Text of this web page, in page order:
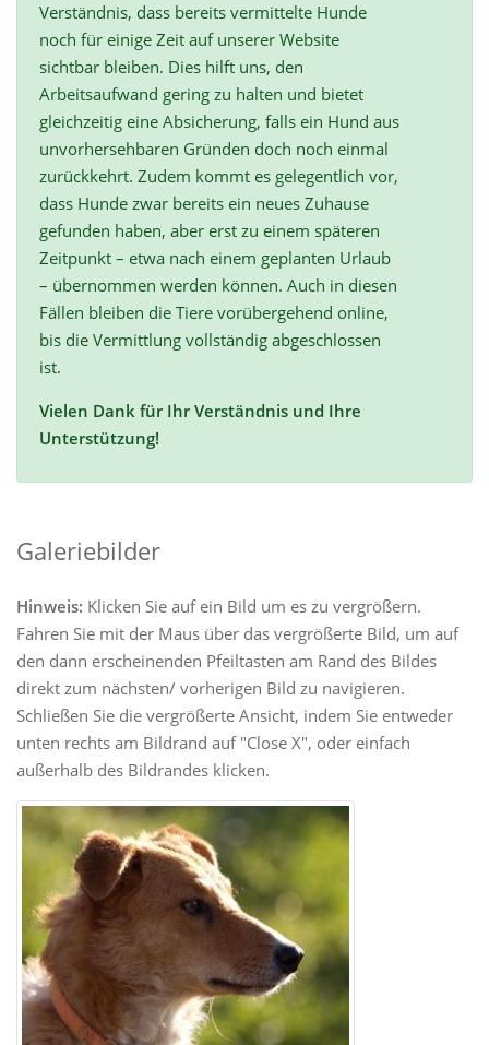
Verständnis, dass bereits vermittelte Hunde
noch für einige Zeit auf unserer Website
sichtbar bleiben. Dies hilft uns, den
Arbeitsaufwand gering zu halten und bietet
gleichzeitig eine Absicherung, falls ein Hund aus
unvorhersehbaren Gründen doch noch einmal
zurückkehrt. Zudem kommt es gelegentlich vor,
dass Hunde zwar bereits ein neues Zuhause
gefunden haben, aber erst zu einem späteren
Zeitpunkt – etwa nach einem geplanten Urlaub
– übernommen werden können. Auch in diesen
Fällen bleiben die Tiere vorübergehend online,
bis die Vermittlung vollständig abgeschlossen
ist.
Vielen Dank für Ihr Verständnis und Ihre
Unterstützung!
Galeriebilder
Hinweis: Klicken Sie auf ein Bild um es zu vergrößern.
Fahren Sie mit der Maus über das vergrößerte Bild, um auf
den dann erscheinenden Pfeiltasten am Rand des Bildes
direkt zum nächsten/ vorherigen Bild zu navigieren.
Schließen Sie die vergrößerte Ansicht, indem Sie entweder
unten rechts am Bildrand auf "Close X", oder einfach
außerhalb des Bildrandes klicken.